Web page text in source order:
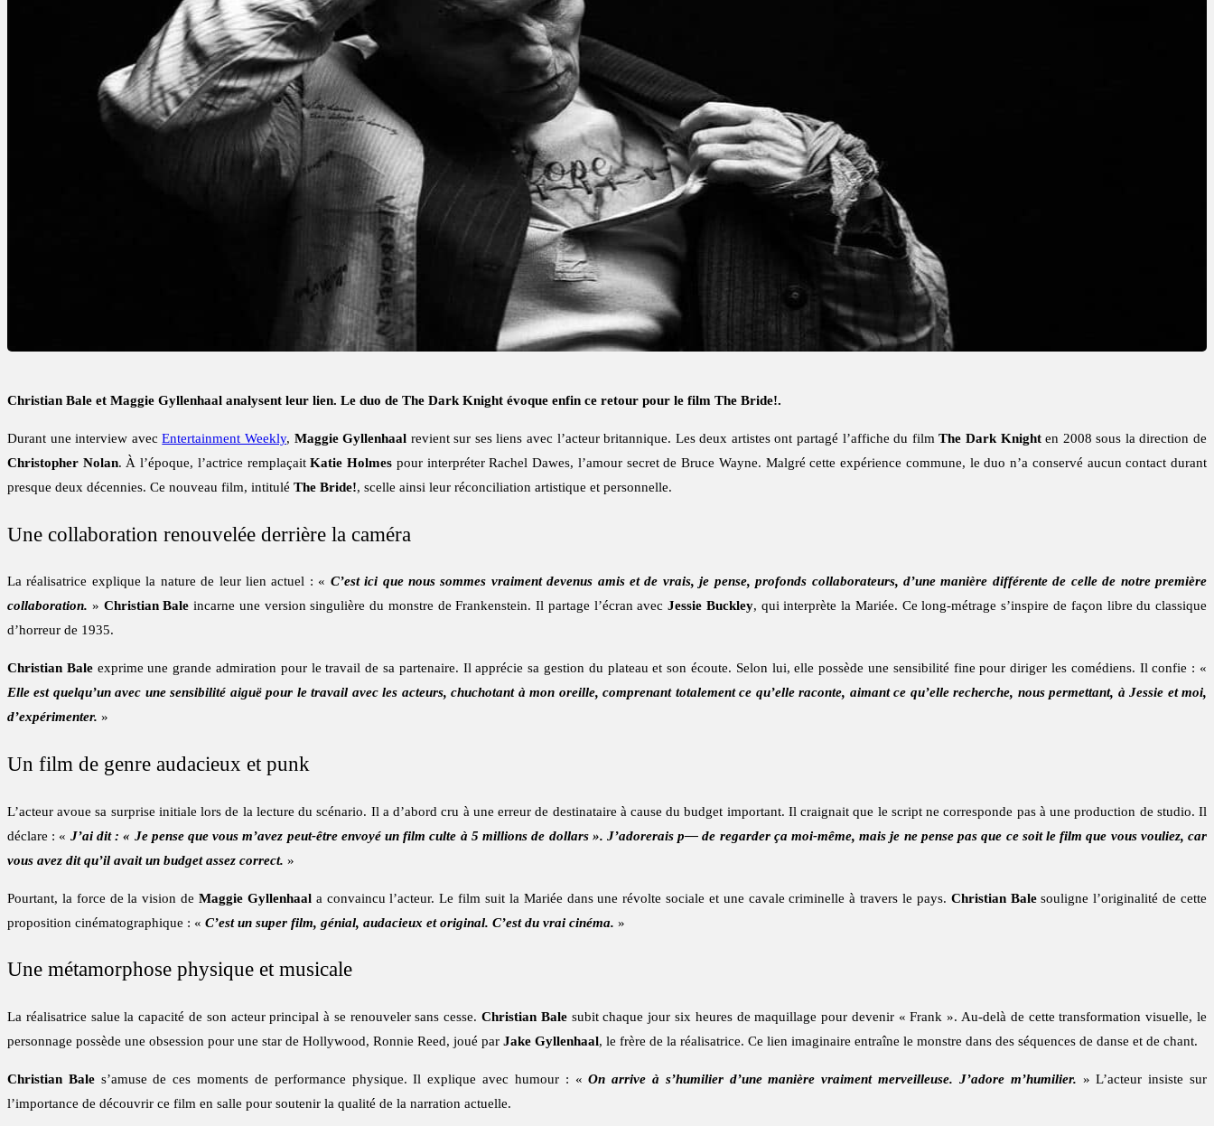
Christian Bale et Maggie Gyllenhaal analysent leur lien. Le duo de The Dark Knight évoque enfin ce retour pour le film The Bride!.
Durant une interview avecEntertainment Weekly, Maggie Gyllenhaal revient sur ses liens avec l’acteur britannique. Les deux artistes ont partagé l’affiche du filmThe Dark Knighten 2008 sous la direction de
Christopher Nolan. À l’époque, l’actrice remplaçaitKatie Holmes pour interpréter Rachel Dawes, l’amour secret de Bruce Wayne. Malgré cette expérience commune, le duo n’a conservé aucun contact durant
presque deux décennies. Ce nouveau film, intitulé The Bride!, scelle ainsi leur réconciliation artistique et personnelle.
Une collaboration renouvelée derrière la caméra
La réalisatrice explique la nature de leur lien actuel : « C’est ici que nous sommes vraiment devenus amis et de vrais, je pense, profonds collaborateurs, d’une manière différente de celle de notre première
collaboration. » Christian Bale incarne une version singulière du monstre de Frankenstein. Il partage l’écran avecJessie Buckley, qui interprète la Mariée. Ce long-métrage s’inspire de façon libre du classique
d’horreur de 1935.
Christian Baleexprime une grande admiration pour le travail de sa partenaire. Il apprécie sa gestion du plateau et son écoute. Selon lui, elle possède une sensibilité fine pour diriger les comédiens. Il confie : «
Elle est quelqu’un avec une sensibilité aiguë pour le travail avec les acteurs, chuchotant à mon oreille, comprenant totalement ce qu’elle raconte, aimant ce qu’elle recherche, nous permettant, à Jessie et moi,
d’expérimenter. »
Un film de genre audacieux et punk
L’acteur avoue sa surprise initiale lors de la lecture du scénario. Il a d’abord cru à une erreur de destinataire à cause du budget important. Il craignait que le script ne corresponde pas à une production de studio. Il
déclare : « J’ai dit : « Je pense que vous m’avez peut-être envoyé un film culte à 5 millions de dollars ». J’adorerais p— de regarder ça moi-même, mais je ne pense pas que ce soit le film que vous vouliez, car
vous avez dit qu’il avait un budget assez correct. »
Pourtant, la force de la vision de Maggie Gyllenhaala convaincu l’acteur. Le film suit la Mariée dans une révolte sociale et une cavale criminelle à travers le pays. Christian Balesouligne l’originalité de cette
proposition cinématographique : « C’est un super film, génial, audacieux et original. C’est du vrai cinéma. »
Une métamorphose physique et musicale
La réalisatrice salue la capacité de son acteur principal à se renouveler sans cesse.Christian Balesubit chaque jour six heures de maquillage pour devenir « Frank ». Au-delà de cette transformation visuelle, le
personnage possède une obsession pour une star de Hollywood, Ronnie Reed, joué par Jake Gyllenhaal, le frère de la réalisatrice. Ce lien imaginaire entraîne le monstre dans des séquences de danse et de chant.
Christian Bales’amuse de ces moments de performance physique. Il explique avec humour : «On arrive à s’humilier d’une manière vraiment merveilleuse. J’adore m’humilier. » L’acteur insiste sur
l’importance de découvrir ce film en salle pour soutenir la qualité de la narration actuelle.